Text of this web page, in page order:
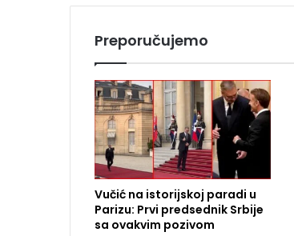
Preporučujemo
Vučić na istorijskoj paradi u
Parizu: Prvi predsednik Srbije
sa ovakvim pozivom